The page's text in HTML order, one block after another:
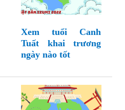
Xem tuổi Canh
Tuất khai trương
ngày nào tốt